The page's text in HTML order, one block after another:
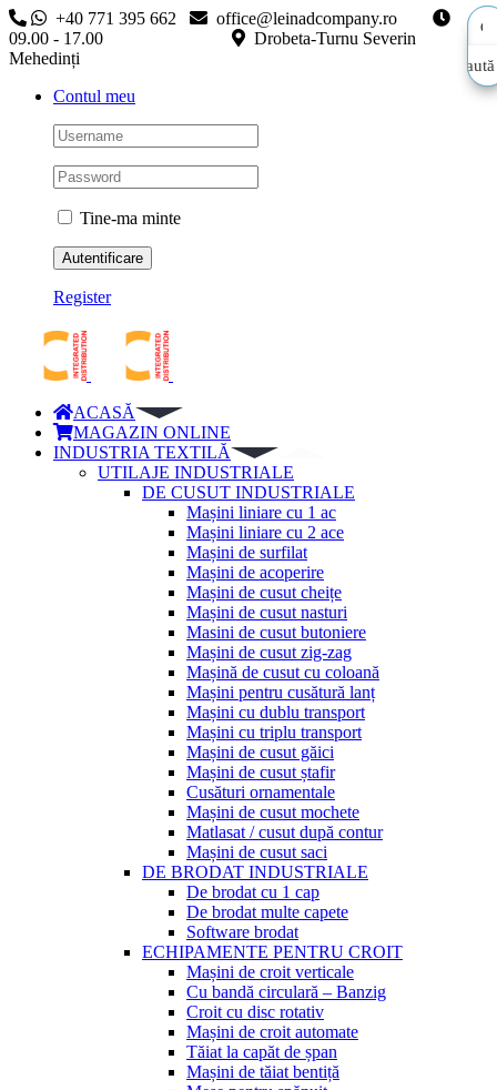
Skip
to
content
+40 771 395 662
office@leinadcompany.ro
09.00 - 17.00
Drobeta-Turnu Severin
Mehedinți
Contul meu
Tine-ma minte
Register
ACASĂ
MAGAZIN ONLINE
INDUSTRIA TEXTILĂ
UTILAJE INDUSTRIALE
DE CUSUT INDUSTRIALE
Mașini liniare cu 1 ac
Mașini liniare cu 2 ace
Mașini de surfilat
Mașini de acoperire
Mașini de cusut cheițe
Mașini de cusut nasturi
Masini de cusut butoniere
Mașini de cusut zig-zag
Mașină de cusut cu coloană
Mașini pentru cusătură lanț
Mașini cu dublu transport
Mașini cu triplu transport
Mașini de cusut găici
Mașini de cusut ștafir
Cusături ornamentale
Mașini de cusut mochete
Matlasat / cusut după contur
Mașini de cusut saci
DE BRODAT INDUSTRIALE
De brodat cu 1 cap
De brodat multe capete
Software brodat
ECHIPAMENTE PENTRU CROIT
Mașini de croit verticale
Cu bandă circulară – Banzig
Croit cu disc rotativ
Mașini de croit automate
Tăiat la capăt de șpan
Mașini de tăiat bentiță
Caută
Caută